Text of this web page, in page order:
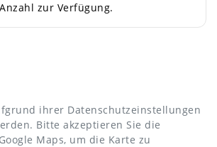
zur Verfügung.
ihrer Datenschutzeinstellungen
Bitte akzeptieren Sie die
Maps, um die Karte zu